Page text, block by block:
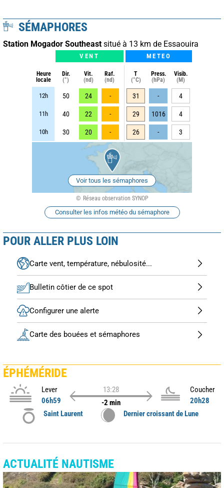
SÉMAPHORES
Station Mogador Southeast situé à 13 km de Essaouira
VENT METEO
Heure
locale
Dir.
(°)
Vit.
(nd)
Raf.
(nd)
T
(°C)
Press.
(hPa)
Visib.
(M)
12h 50 24 - 31 - 4
11h 40 22 - 29 1016 4
10h 30 20 - 26 - 3
Voir tous les sémaphores
Réseau observation SYNOP
Consulter les infos météo du sémaphore
POUR ALLER PLUS LOIN
Carte vent, température, nébulosité...
Bulletin côtier de ce spot
Configurer une alerte
Carte des bouées et sémaphores
ÉPHÉMÉRIDE
Lever
06h59
13:28
-2 min
Coucher
20h28
Saint Laurent
Dernier croissant de Lune
ACTUALITÉ NAUTISME